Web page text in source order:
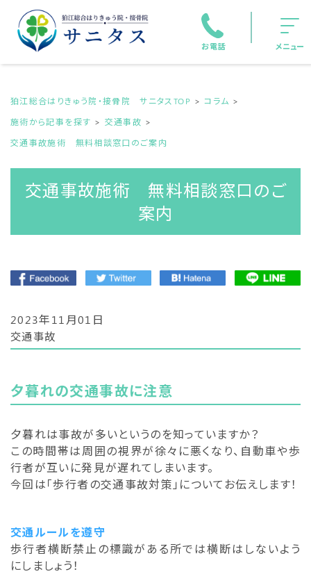
お電話 メニュー
狛江総合はりきゅう院・接骨院 サニタスTOP
コラム
施術から記事を探す
交通事故
交通事故施術 無料相談窓口のご案内
交通事故施術 無料相談窓口のご
案内
2023年11月01日
交通事故
夕暮れの交通事故に注意
夕暮れは事故が多いというのを知っていますか？
この時間帯は周囲の視界が徐々に悪くなり、自動車や歩
行者が互いに発見が遅れてしまいます。
今回は「歩行者の交通事故対策」についてお伝えします！
交通ルールを遵守
歩行者横断禁止の標識がある所では横断はしないよう
にしましょう！